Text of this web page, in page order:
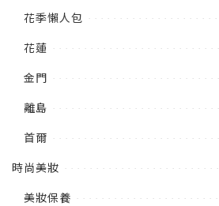
花季懶人包
花蓮
金門
離島
首爾
時尚美妝
美妝保養